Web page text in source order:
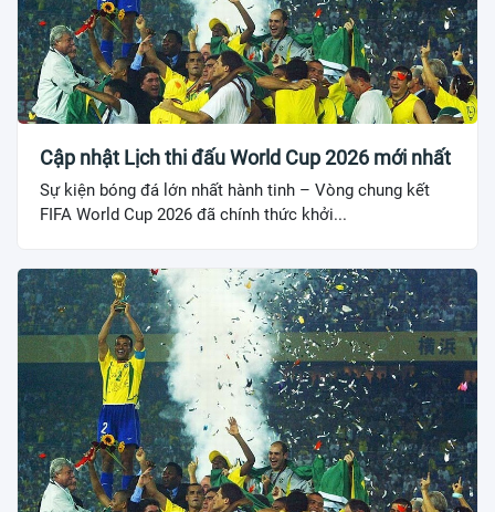
Cập nhật Lịch thi đấu World Cup 2026 mới nhất
Sự kiện bóng đá lớn nhất hành tinh – Vòng chung kết
FIFA World Cup 2026 đã chính thức khởi...